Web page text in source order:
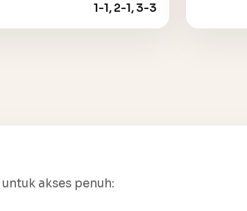
1-1, 2-1, 3-3
akses penuh: